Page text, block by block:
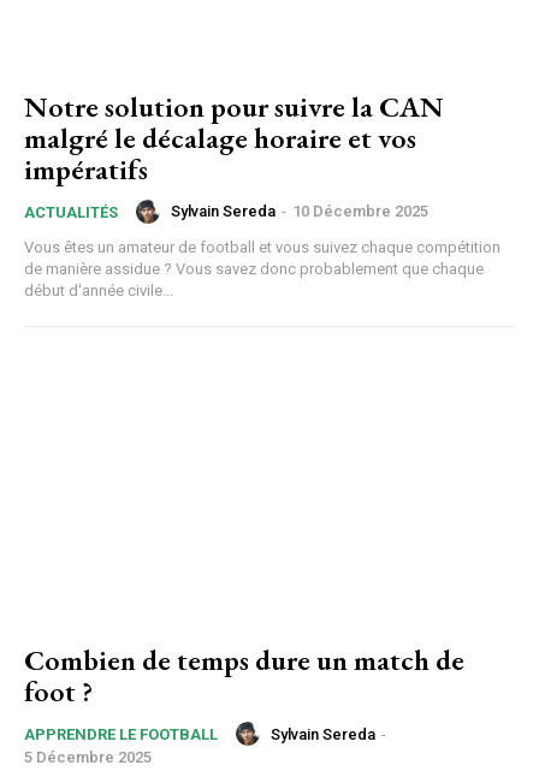
Notre solution pour suivre la CAN
malgré le décalage horaire et vos
impératifs
ACTUALITÉS Sylvain Sereda - 10 Décembre 2025
Vous êtes un amateur de football et vous suivez chaque compétition
de manière assidue ? Vous savez donc probablement que chaque
début d'année civile...
Combien de temps dure un match de
foot ?
APPRENDRE LE FOOTBALL Sylvain Sereda -
5 Décembre 2025